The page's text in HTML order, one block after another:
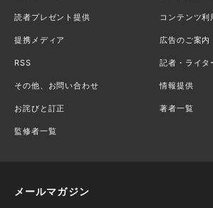
読者プレゼント提供 コンテンツ利
提携メディア 広告のご案内
RSS 記者・ライタ
その他、お問い合わせ 情報提供
お詫びと訂正 著者一覧
監修者一覧
メールマガジン